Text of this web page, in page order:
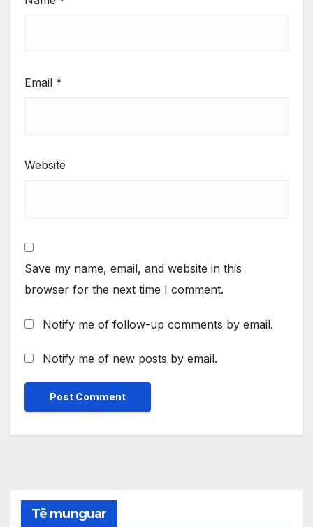
Email *
Website
Save my name, email, and website in this
browser for the next time I comment.
Notify me of follow-up comments by email.
Notify me of new posts by email.
Të munguar